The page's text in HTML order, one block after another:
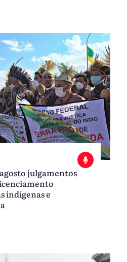
julgamentos
indígenas e